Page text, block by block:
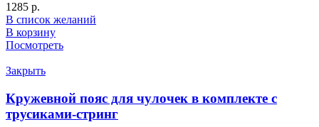
1285 р.
В список желаний
В корзину
Посмотреть
Закрыть
Кружевной пояс для чулочек в комплекте с
трусиками-стринг